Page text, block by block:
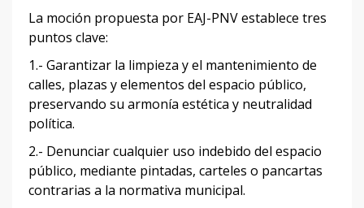
La moción propuesta por EAJ-PNV establece tres
puntos clave:
1.- Garantizar la limpieza y el mantenimiento de
calles, plazas y elementos del espacio público,
preservando su armonía estética y neutralidad
política.
2.- Denunciar cualquier uso indebido del espacio
público, mediante pintadas, carteles o pancartas
contrarias a la normativa municipal.